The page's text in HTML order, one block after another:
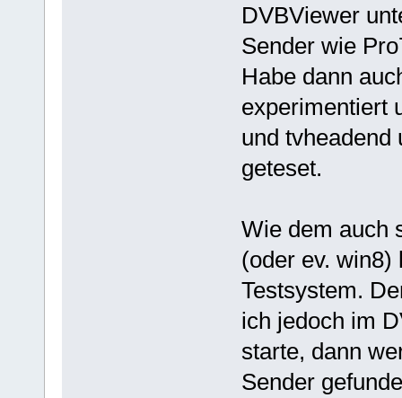
DVBViewer
Sender wie
Habe dann
experimentiert
und tvheadend
geteset.
Wie dem auch
(oder ev. win8)
Testsystem.
ich jedoch im
starte, dann
Sender